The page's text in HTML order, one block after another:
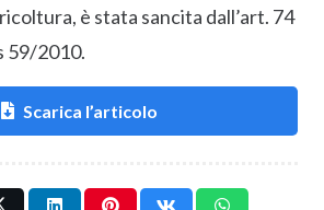
è stata sancita dall’art. 74
59/2010.
Scarica l’articolo